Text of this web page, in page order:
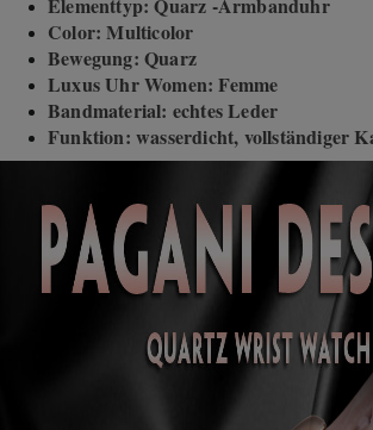
Color: Multicolor
Bewegung: Quarz
Luxus Uhr Women: Femme
Bandmaterial: echtes Leder
Funktion: wasserdicht, vollständiger